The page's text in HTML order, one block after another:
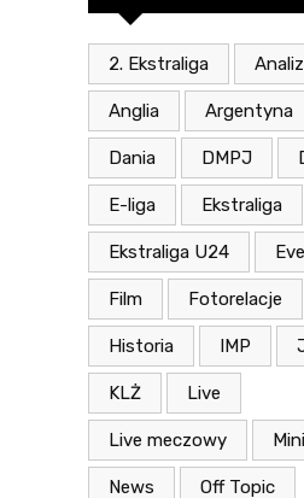
2. Ekstraliga
Anglia Argentyna
Dania DMPJ
E-liga Ekstraliga
Ekstraliga U24
Film Fotorelacje
Historia IMP
KLŻ Live
Live meczowy
News Off Topic